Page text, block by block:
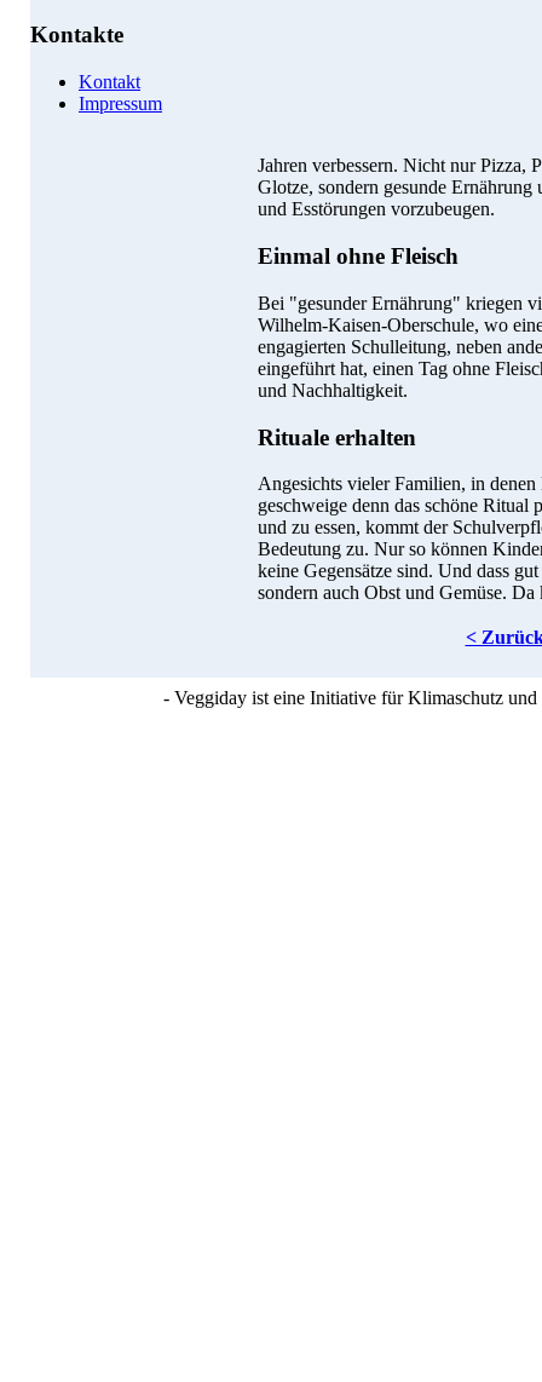
Kontakte
Kontakt
Impressum
Jahren verbessern. Nicht nur Pizza,
Glotze, sondern gesunde
und Esstörungen vorzubeugen.
Einmal ohne Fleisch
Bei "gesunder Ernährung" kriegen
Wilhelm-Kaisen-Oberschule, wo
engagierten Schulleitung, neben
eingeführt hat, einen Tag ohne
und Nachhaltigkeit.
Rituale erhalten
Angesichts vieler Familien, in
geschweige denn das schöne Ritual
und zu essen, kommt der
Bedeutung zu. Nur so können
keine Gegensätze sind. Und dass
sondern auch Obst und Gemüse.
<
- Veggiday ist eine Initiative für Klimaschutz